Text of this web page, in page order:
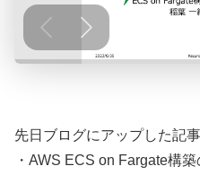
先日ブログにアップした記事
・AWS ECS on Fargate構